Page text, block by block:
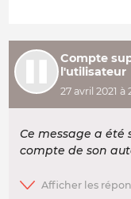
Compte
l'utilisateur
27 avril 2021 à
Ce message a été
compte de son